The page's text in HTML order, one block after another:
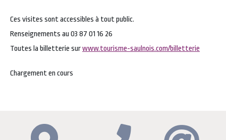
Ces visites sont accessibles à tout public.
Renseignements au 03 87 01 16 26
Toutes la billetterie surwww.tourisme-saulnois.com/billetterie
Chargement en cours